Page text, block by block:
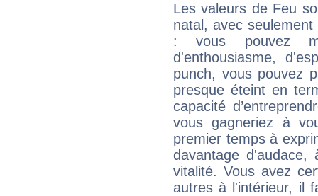
Les valeurs de Feu
natal, avec
: vous pouvez
d'enthousiasme,
punch, vous pouvez
presque éteint en
capacité
vous gagneriez à
premier temps à
davantage
vitalité. Vous avez
autres à l'intérieur, il